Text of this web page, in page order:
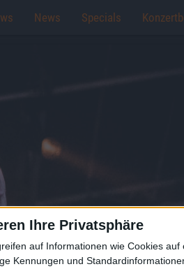
Ihre Privatsphäre
auf Informationen wie Cookies auf
Kennungen und
News Specials